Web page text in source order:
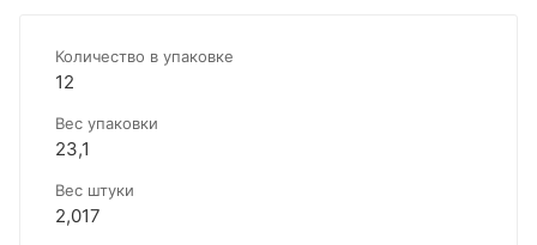
Количество в упаковке
12
Вес упаковки
23,1
Вес штуки
2,017